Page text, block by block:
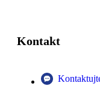
Kontakt